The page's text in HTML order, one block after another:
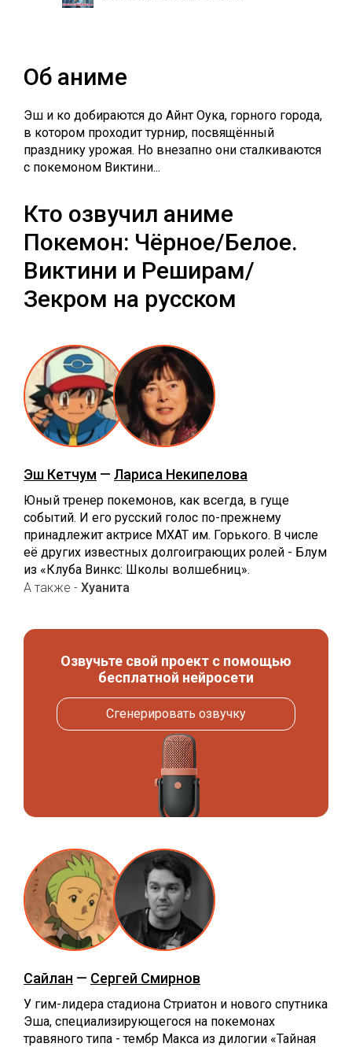
Об аниме
Эш и ко добираются до Айнт Оука, горного города,
в котором проходит турнир, посвящённый
празднику урожая. Но внезапно они сталкиваются
с покемоном Виктини...
Кто озвучил аниме
Покемон: Чёрное/Белое.
Виктини и Реширам/
Зекром на русском
Эш Кетчум — Лариса Некипелова
Юный тренер покемонов, как всегда, в гуще
событий. И его русский голос по-прежнему
принадлежит актрисе МХАТ им. Горького. В числе
её других известных долгоиграющих ролей - Блум
из «Клуба Винкс: Школы волшебниц».
А также - Хуанита
Озвучьте свой проект с помощью
бесплатной нейросети
Сгенерировать озвучку
Сайлан — Сергей Смирнов
У гим-лидера стадиона Стриатон и нового спутника
Эша, специализирующегося на покемонах
травяного типа - тембр Макса из дилогии «Тайная